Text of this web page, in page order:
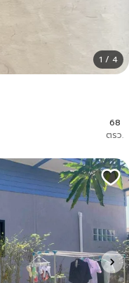
1 / 4
68
ตรว.